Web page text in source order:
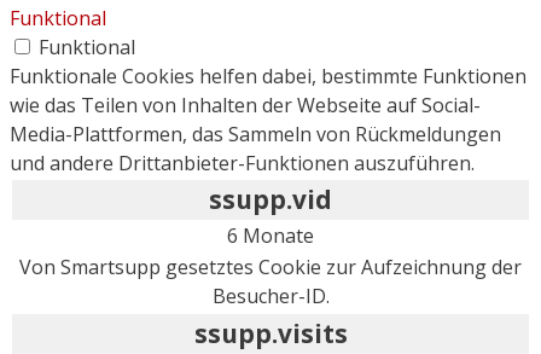
Funktional
Funktional
Funktionale Cookies helfen dabei, bestimmte Funktionen
wie das Teilen von Inhalten der Webseite auf Social-
Media-Plattformen, das Sammeln von Rückmeldungen
und andere Drittanbieter-Funktionen auszuführen.
ssupp.vid
6 Monate
Von Smartsupp gesetztes Cookie zur Aufzeichnung der
Besucher-ID.
ssupp.visits